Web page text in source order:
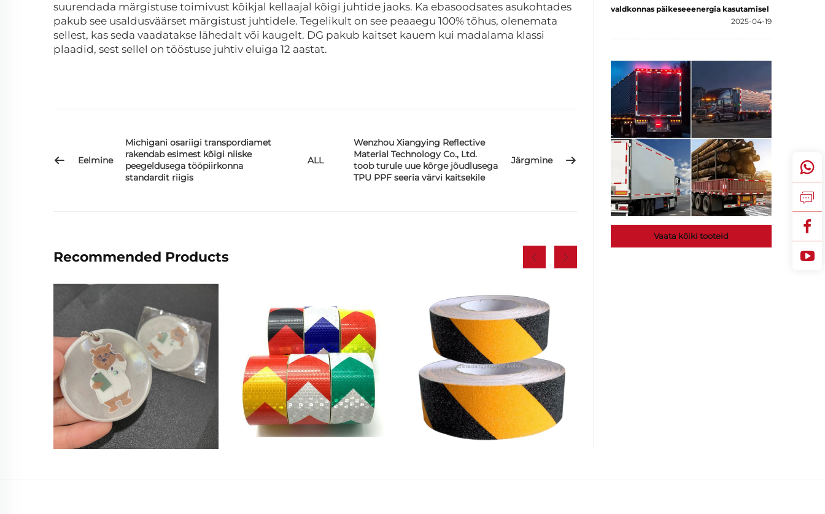
suurendada märgistuse toimivust kõikjal kellaajal kõigi juhtide jaoks. Ka ebasoodsates asukohtades
pakub see usaldusväärset märgistust juhtidele. Tegelikult on see peaaegu 100% tõhus, olenemata
sellest, kas seda vaadatakse lähedalt või kaugelt. DG pakub kaitset kauem kui madalama klassi
plaadid, sest sellel on tööstuse juhtiv eluiga 12 aastat.
Eelmine
Michigani osariigi transpordiamet
rakendab esimest kõigi niiske
peegeldusega tööpiirkonna
standardit riigis
ALL
Wenzhou Xiangying Reflective
Material Technology Co., Ltd.
toob turule uue kõrge jõudlusega
TPU PPF seeria värvi kaitsekile
Järgmine
Recommended Products
valdkonnas päikeseeenergia kasutamisel
2025-04-19
Vaata kõiki tooteid